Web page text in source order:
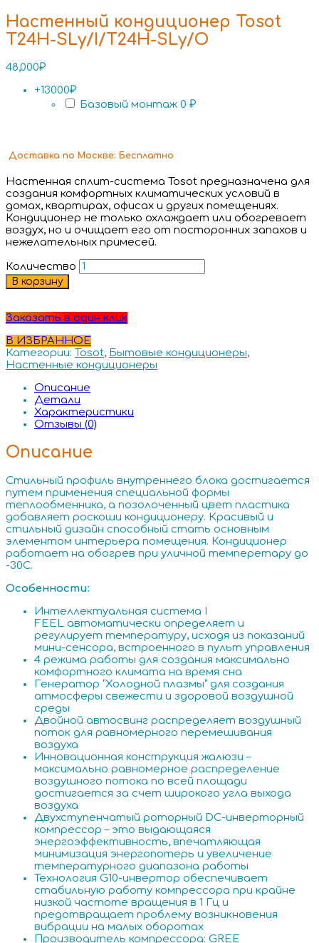
Настенный кондиционер Tosot
T24H-SLy/I/T24H-SLy/O
48,000₽
+13000₽
Базовый монтаж 0 ₽
Доставка по Москве: Бесплатно
Настенная сплит-система Tosot предназначена для
создания комфортных климатических условий в
домах, квартирах, офисах и других помещениях.
Кондиционер не только охлаждает или обогревает
воздух, но и очищает его от посторонних запахов и
нежелательных примесей.
Количество
В корзину
Заказать в один клик
В ИЗБРАННОЕ
Категории: Tosot, Бытовые кондиционеры,
Настенные кондиционеры
Описание
Детали
Характеристики
Отзывы (0)
Описание
Стильный профиль внутреннего блока достигается
путем применения специальной формы
теплообменника, а позолоченный цвет пластика
добавляет роскоши кондиционеру. Красивый и
стильный дизайн способный стать основным
элементом интерьера помещения. Кондиционер
работает на обогрев при уличной темперетару до
-30С.
Особенности:
Интеллектуальная система I
FEEL автоматически определяет и
регулирует температуру, исходя из показаний
мини-сенсора, встроенного в пульт управления
4 режима работы для создания максимально
комфортного климата на время сна
Генератор “Холодной плазмы” для создания
атмосферы свежести и здоровой воздушной
среды
Двойной автосвинг распределяет воздушный
поток для равномерного перемешивания
воздуха
Инновационная конструкция жалюзи –
максимально равномерное распределение
воздушного потока по всей площади
достигается за счет широкого угла выхода
воздуха
Двухступенчатый роторный DC-инверторный
компрессор – это выдающаяся
энергоэффективность, впечатляющая
минимизация энергопотерь и увеличение
температурного диапазона работы
Технология G10-инвертор обеспечивает
стабильную работу компрессора при крайне
низкой частоте вращения в 1 Гц и
предотвращает проблему возникновения
вибрации на малых оборотах
Производитель компрессора: GREE